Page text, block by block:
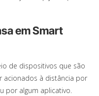
em Smart
de dispositivos que são
acionados à distância por
por algum aplicativo.